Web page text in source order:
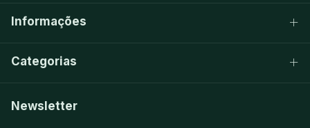
Informações
Categorias
Newsletter